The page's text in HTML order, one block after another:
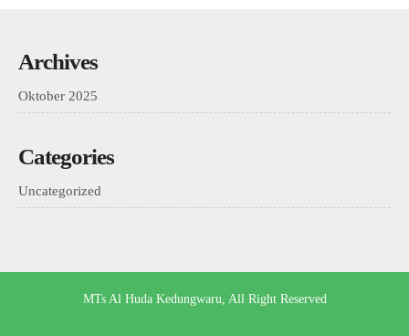
Archives
Oktober 2025
Categories
Uncategorized
MTs Al Huda Kedungwaru, All Right Reserved